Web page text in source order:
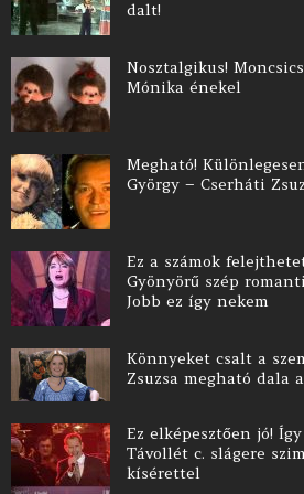
dalt!
Nosztalgikus!
Mónika énekel
Megható!
György – Cserháti
Ez a számok
Gyönyörű szép
Jobb ez így nekem
Könnyeket csalt a
Zsuzsa megható dala
Ez elképesztően jó!
Távollét c. slágere
kísérettel